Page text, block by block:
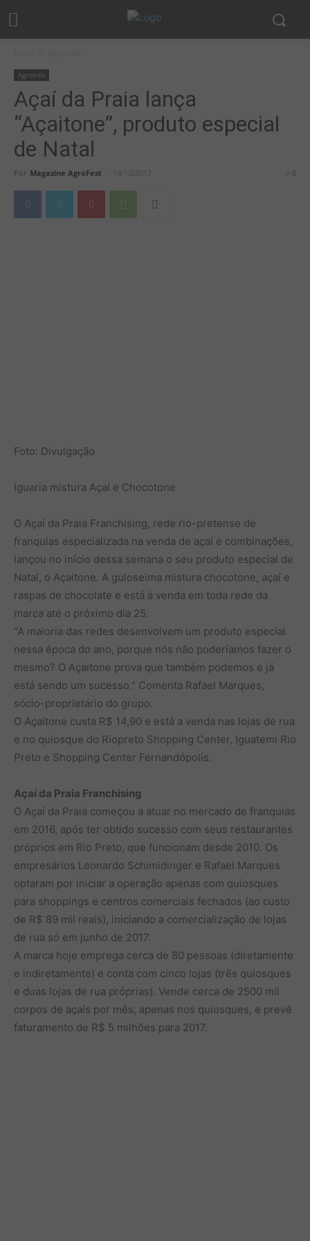
AgroInfo
Açaí da Praia lança
“Açaitone”, produto especial
de Natal
Por Magazine AgroFest - 14/12/2017 0
Foto: Divulgação
Iguaria mistura Açaí e Chocotone
O Açaí da Praia Franchising, rede rio-pretense de
franquias especializada na venda de açaí e combinações,
lançou no início dessa semana o seu produto especial de
Natal, o Açaitone. A guloseima mistura chocotone, açaí e
raspas de chocolate e está à venda em toda rede da
marca até o próximo dia 25.
“A maioria das redes desenvolvem um produto especial
nessa época do ano, porque nós não poderíamos fazer o
mesmo? O Açaitone prova que também podemos e já
está sendo um sucesso.” Comenta Rafael Marques,
sócio-proprietário do grupo.
O Açaitone custa R$ 14,90 e está a venda nas lojas de rua
e no quiosque do Riopreto Shopping Center, Iguatemi Rio
Preto e Shopping Center Fernandópolis.
Açaí da Praia Franchising
O Açaí da Praia começou a atuar no mercado de franquias
em 2016, após ter obtido sucesso com seus restaurantes
próprios em Rio Preto, que funcionam desde 2010. Os
empresários Leonardo Schimidinger e Rafael Marques
optaram por iniciar a operação apenas com quiosques
para shoppings e centros comerciais fechados (ao custo
de R$ 89 mil reais), iniciando a comercialização de lojas
de rua só em junho de 2017.
A marca hoje emprega cerca de 80 pessoas (diretamente
e indiretamente) e conta com cinco lojas (três quiosques
e duas lojas de rua próprias). Vende cerca de 2500 mil
corpos de açaís por mês, apenas nos quiosques, e prevê
faturamento de R$ 5 milhões para 2017.